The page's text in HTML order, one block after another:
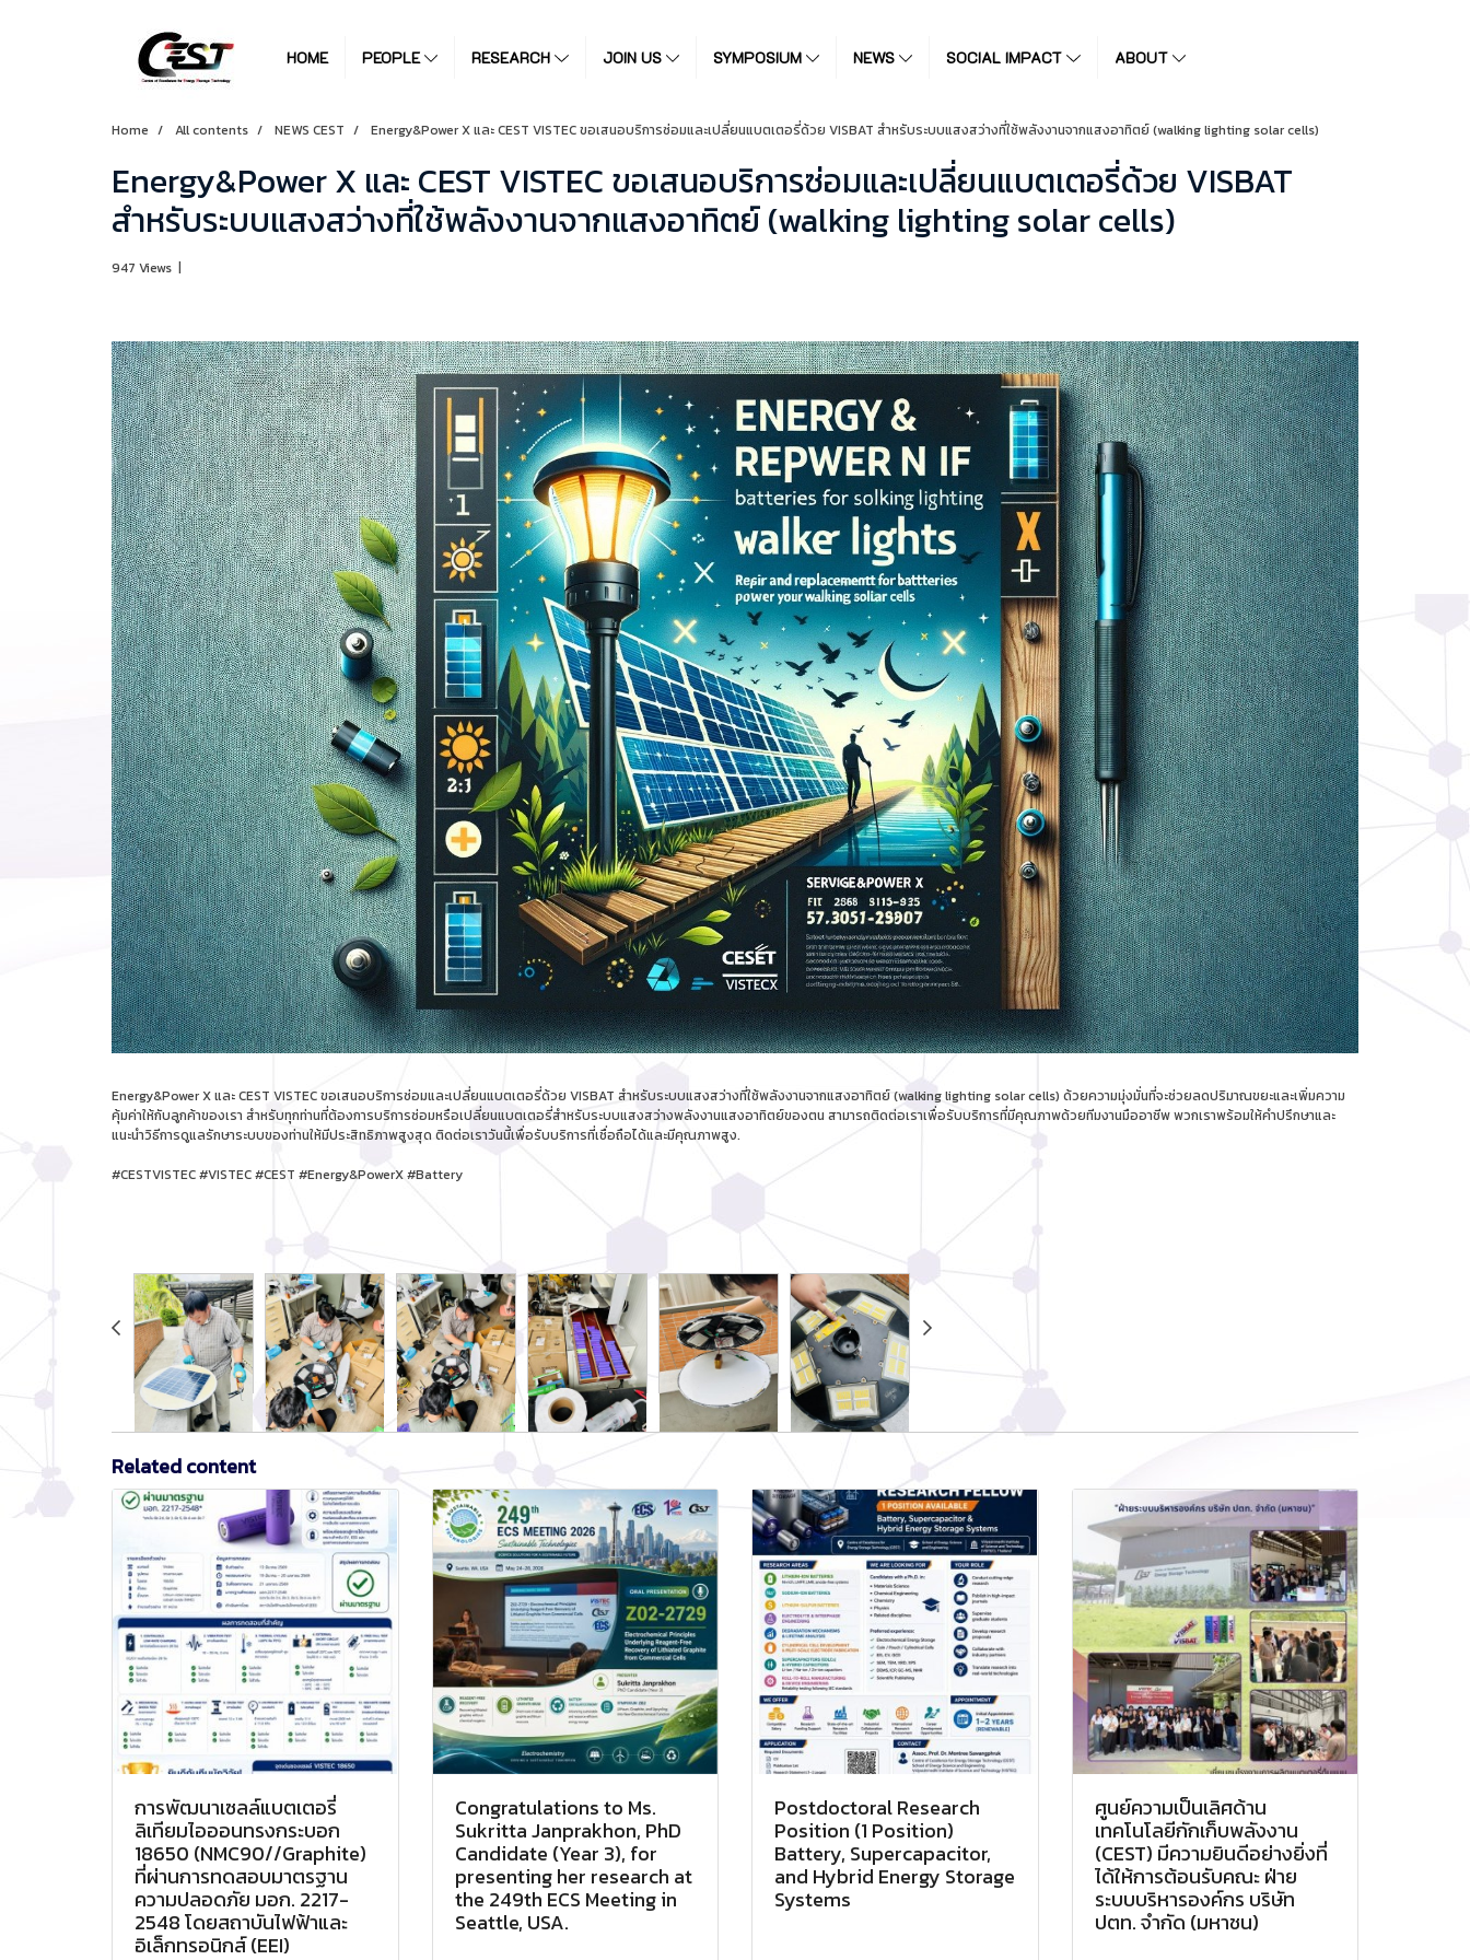
HOME PEOPLE RESEARCH JOIN US SYMPOSIUM NEWS SOCIAL IMPACT ABOUT
Home All contents NEWS CEST Energy&Power X และ CEST VISTEC ขอเสนอบริการซ่อมและเปลี่ยนแบตเตอรี่ด้วย VISBAT สำหรับระบบแสงสว่างที่ใช้พลังงานจากแสงอาทิตย์ (walking lighting solar cells)
Energy&Power X และ CEST VISTEC ขอเสนอบริการซ่อมและเปลี่ยนแบตเตอรี่ด้วย VISBAT
สำหรับระบบแสงสว่างที่ใช้พลังงานจากแสงอาทิตย์ (walking lighting solar cells)
947 Views |
Energy&Power X และ CEST VISTEC ขอเสนอบริการซ่อมและเปลี่ยนแบตเตอรี่ด้วย VISBAT สำหรับระบบแสงสว่างที่ใช้พลังงานจากแสงอาทิตย์ (walking lighting solar cells) ด้วยความมุ่งมั่นที่จะช่วยลดปริมาณขยะและเพิ่มความ
คุ้มค่าให้กับลูกค้าของเรา สำหรับทุกท่านที่ต้องการบริการซ่อมหรือเปลี่ยนแบตเตอรี่สำหรับระบบแสงสว่างพลังงานแสงอาทิตย์ของตน สามารถติดต่อเราเพื่อรับบริการที่มีคุณภาพด้วยทีมงานมืออาชีพ พวกเราพร้อมให้คำปรึกษาและ
แนะนำวิธีการดูแลรักษาระบบของท่านให้มีประสิทธิภาพสูงสุด ติดต่อเราวันนี้เพื่อรับบริการที่เชื่อถือได้และมีคุณภาพสูง.
#CESTVISTEC #VISTEC #CEST #Energy&PowerX #Battery
Related content
การพัฒนาเซลล์แบตเตอรี่
ลิเทียมไอออนทรงกระบอก
18650 (NMC90//Graphite)
ที่ผ่านการทดสอบมาตรฐาน
ความปลอดภัย มอก. 2217-
2548 โดยสถาบันไฟฟ้าและ
อิเล็กทรอนิกส์ (EEI)
Congratulations to Ms.
Sukritta Janprakhon, PhD
Candidate (Year 3), for
presenting her research at
the 249th ECS Meeting in
Seattle, USA.
Postdoctoral Research
Position (1 Position)
Battery, Supercapacitor,
and Hybrid Energy Storage
Systems
ศูนย์ความเป็นเลิศด้าน
เทคโนโลยีกักเก็บพลังงาน
(CEST) มีความยินดีอย่างยิ่งที่
ได้ให้การต้อนรับคณะ ฝ่าย
ระบบบริหารองค์กร บริษัท
ปตท. จำกัด (มหาชน)